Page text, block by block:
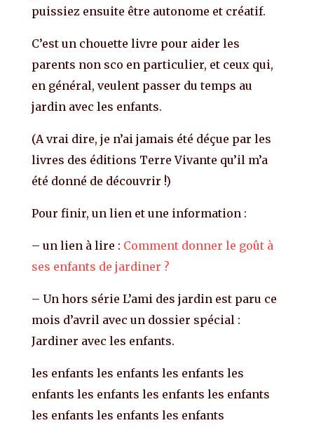
puissiez ensuite être autonome et créatif.
C’est un chouette livre pour aider les
parents non sco en particulier, et ceux qui,
en général, veulent passer du temps au
jardin avec les enfants.
(A vrai dire, je n’ai jamais été déçue par les
livres des éditions Terre Vivante qu’il m’a
été donné de découvrir !)
Pour finir, un lien et une information :
– un lien à lire : Comment donner le goût à
ses enfants de jardiner ?
– Un hors série L’ami des jardin est paru ce
mois d’avril avec un dossier spécial :
Jardiner avec les enfants.
les enfants les enfants les enfants les
enfants les enfants les enfants les enfants
les enfants les enfants les enfants